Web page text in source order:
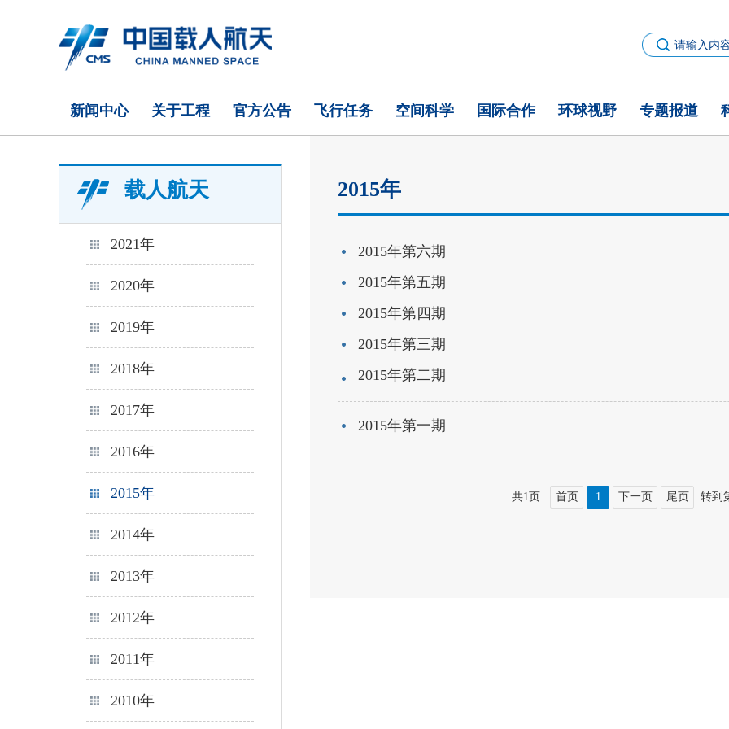
新闻中心 关于工程 官方公告 飞行任务 空间科学 国际合作 环球视野 专题报道
载人航天
2021年
2020年
2019年
2018年
2017年
2016年
2015年
2014年
2013年
2012年
2011年
2010年
2015年
2015年第六期
2015年第五期
2015年第四期
2015年第三期
2015年第二期
2015年第一期
共1页 首页 1 下一页 尾页 转到